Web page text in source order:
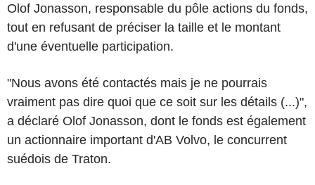
Olof Jonasson, responsable du pôle actions du fonds,
tout en refusant de préciser la taille et le montant
d'une éventuelle participation.
"Nous avons été contactés mais je ne pourrais
vraiment pas dire quoi que ce soit sur les détails (...)",
a déclaré Olof Jonasson, dont le fonds est également
un actionnaire important d'AB Volvo, le concurrent
suédois de Traton.